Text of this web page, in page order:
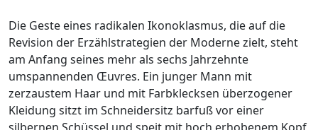
Die Geste eines radikalen Ikonoklasmus, die auf die
Revision der Erzählstrategien der Moderne zielt, steht
am Anfang seines mehr als sechs Jahrzehnte
umspannenden Œuvres. Ein junger Mann mit
zerzaustem Haar und mit Farbklecksen überzogener
Kleidung sitzt im Schneidersitz barfuß vor einer